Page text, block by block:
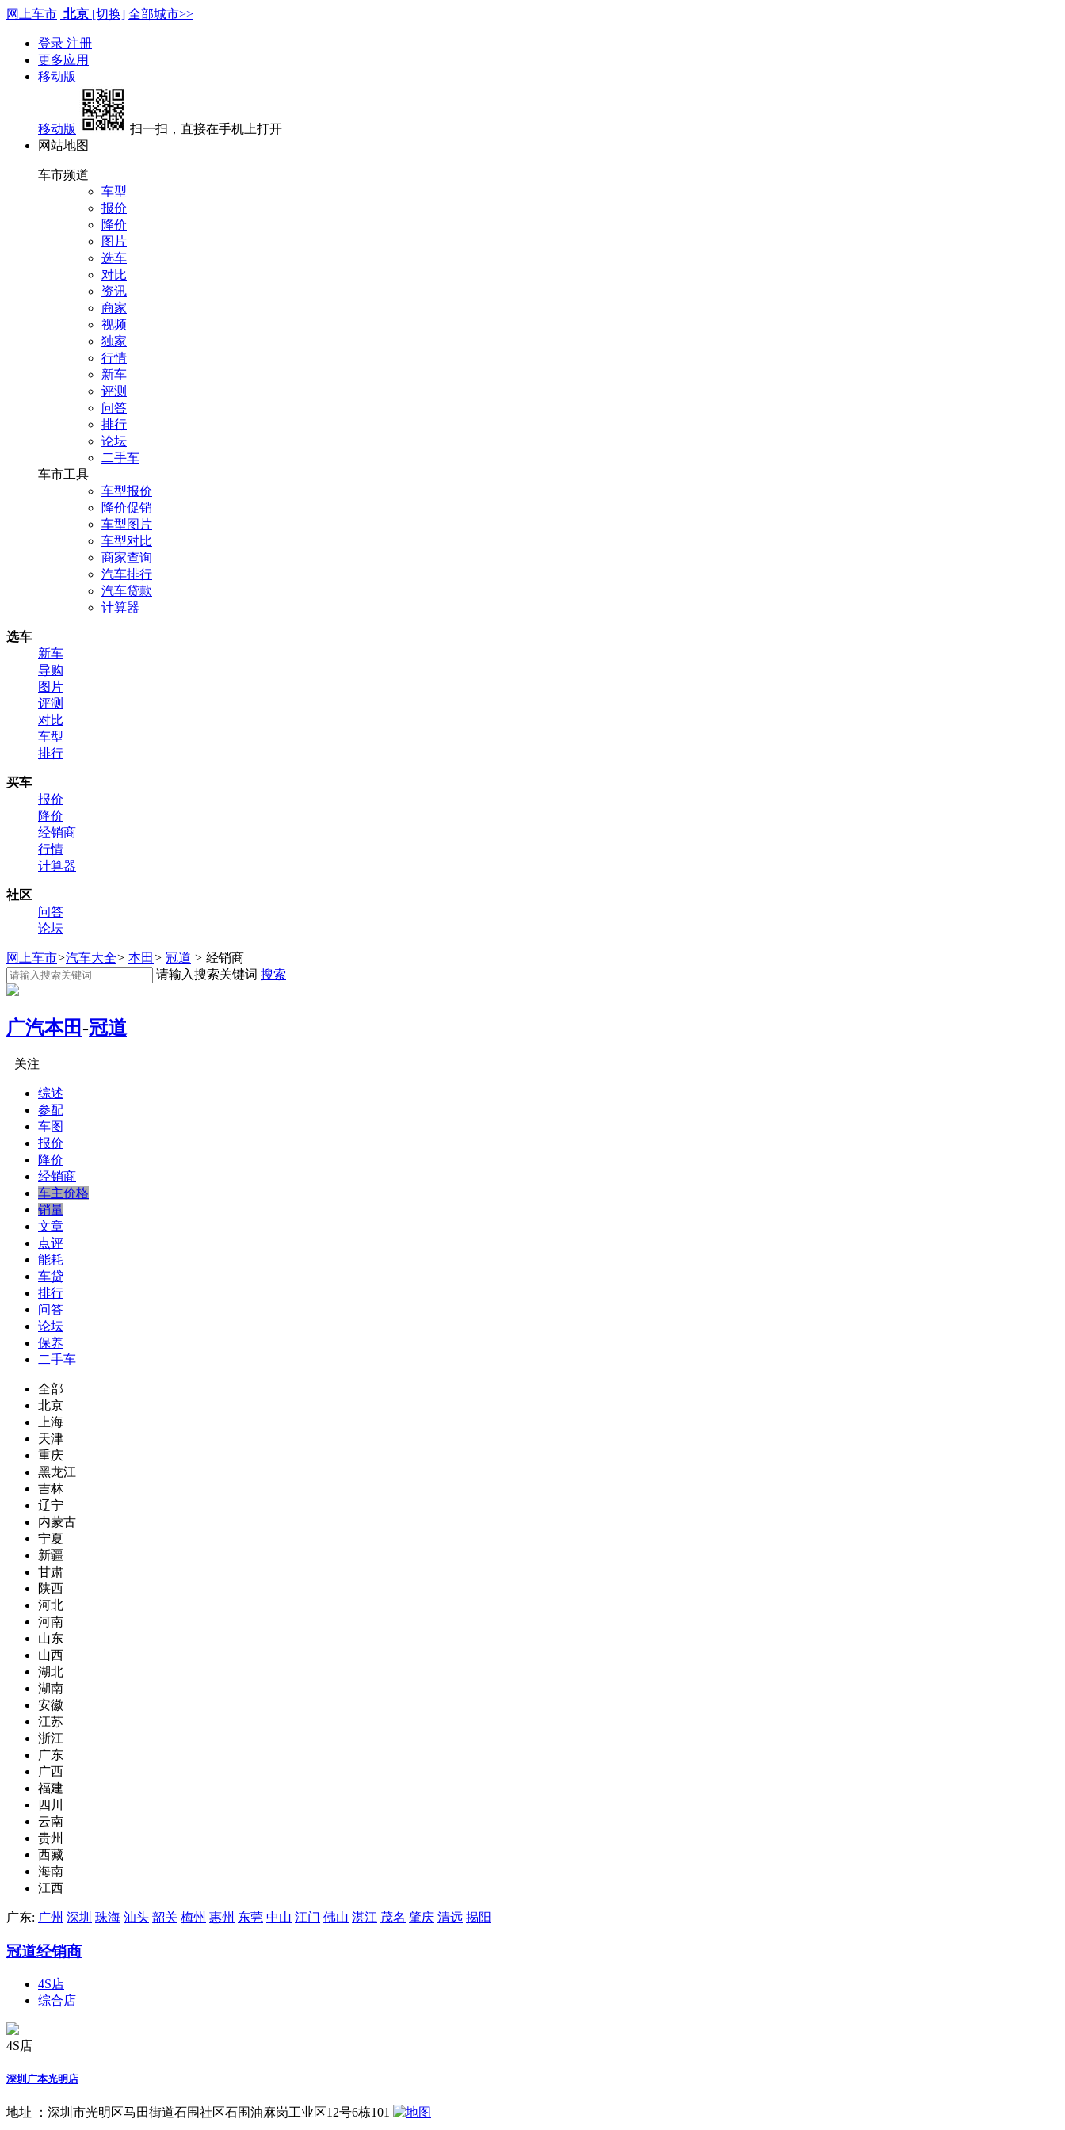
网上车市 北京 [切换] 全部城市>>
登录 注册
更多应用
移动版
移动版
扫一扫，直接在手机上打开
网站地图
车市频道
车型
报价
降价
图片
选车
对比
资讯
商家
视频
独家
行情
新车
评测
问答
排行
论坛
二手车
车市工具
车型报价
降价促销
车型图片
车型对比
商家查询
汽车排行
汽车贷款
计算器
选车
新车
导购
图片
评测
对比
车型
排行
买车
报价
降价
经销商
行情
计算器
社区
问答
论坛
网上车市>汽车大全> 本田 > 冠道 > 经销商
请输入搜索关键词 搜索
广汽本田-冠道
关注
综述
参配
车图
报价
降价
经销商
车主价格
销量
文章
点评
能耗
车贷
排行
问答
论坛
保养
二手车
全部
北京
上海
天津
重庆
黑龙江
吉林
辽宁
内蒙古
宁夏
新疆
甘肃
陕西
河北
河南
山东
山西
湖北
湖南
安徽
江苏
浙江
广东
广西
福建
四川
云南
贵州
西藏
海南
江西
广东: 广州 深圳 珠海 汕头 韶关 梅州 惠州 东莞 中山 江门 佛山 湛江 茂名 肇庆 清远 揭阳
冠道经销商
4S店
综合店
4S店
深圳广本光明店
地址 ： 深圳市光明区马田街道石围社区石围油麻岗工业区12号6栋101